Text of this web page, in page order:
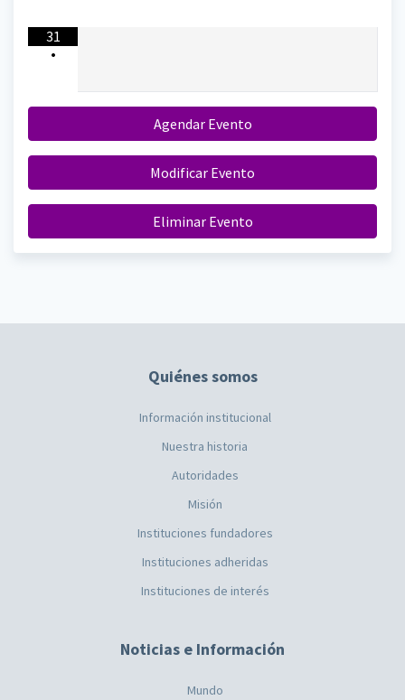
31
•
Agendar Evento
Modificar Evento
Eliminar Evento
Quiénes somos
Información institucional
Nuestra historia
Autoridades
Misión
Instituciones fundadores
Instituciones adheridas
Instituciones de interés
Noticias e Información
Mundo